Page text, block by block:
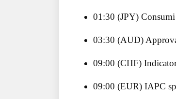
01:30 (JPY)
03:30 (AUD)
09:00 (CHF)
09:00 (EUR) IAPC